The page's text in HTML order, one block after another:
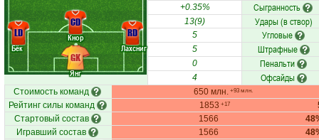
Янг
Бёк
Кнор
Лахсниг
GK
LD
CD
RD
+0.35% Сыгранность
13(9) Удары (в створ)
5 Угловые
5 Штрафные
0 Пенальти
4 Офсайды
Стоимость команд 650 млн. +93 млн.
Рейтинг силы команд 1853 +17
Стартовый состав
1566
Игравший состав
1566